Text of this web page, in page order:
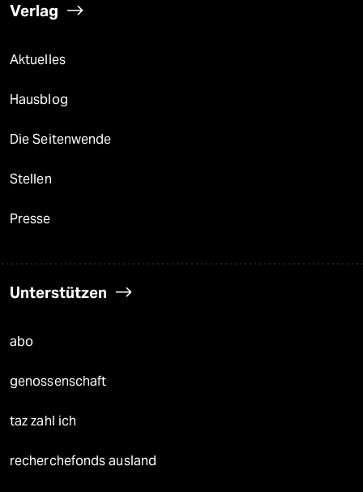
Verlag
Aktuelles
Hausblog
Die Seitenwende
Stellen
Presse
Unterstützen
abo
genossenschaft
taz zahl ich
recherchefonds ausland